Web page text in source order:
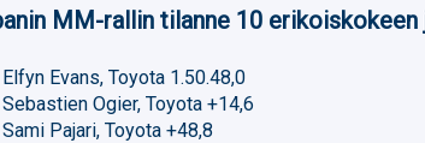
MM-rallin tilanne 10 erikoiskokeen
Elfyn Evans, Toyota 1.50.48,0
Sebastien Ogier, Toyota +14,6
Sami Pajari, Toyota +48,8